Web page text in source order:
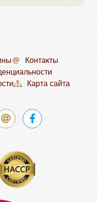
Контакты
Карта сайта